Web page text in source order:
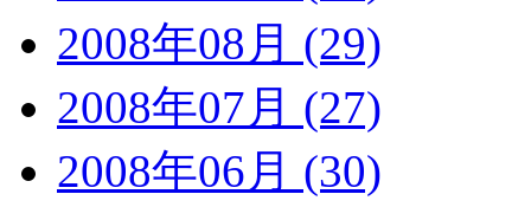
2008年08月 (29)
2008年07月 (27)
2008年06月 (30)